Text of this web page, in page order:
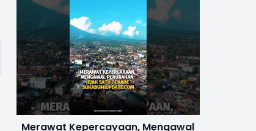
Merawat Kepercayaan, Mengawal